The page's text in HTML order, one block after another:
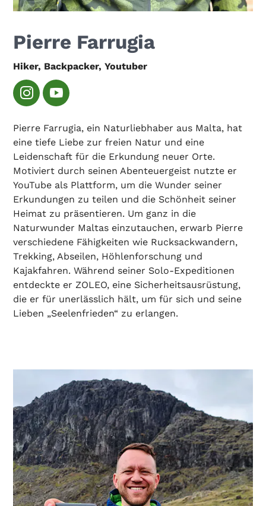
Pierre Farrugia
Hiker, Backpacker, Youtuber
Pierre Farrugia, ein Naturliebhaber aus Malta, hat
eine tiefe Liebe zur freien Natur und eine
Leidenschaft für die Erkundung neuer Orte.
Motiviert durch seinen Abenteuergeist nutzte er
YouTube als Plattform, um die Wunder seiner
Erkundungen zu teilen und die Schönheit seiner
Heimat zu präsentieren. Um ganz in die
Naturwunder Maltas einzutauchen, erwarb Pierre
verschiedene Fähigkeiten wie Rucksackwandern,
Trekking, Abseilen, Höhlenforschung und
Kajakfahren. Während seiner Solo-Expeditionen
entdeckte er ZOLEO, eine Sicherheitsausrüstung,
die er für unerlässlich hält, um für sich und seine
Lieben „Seelenfrieden“ zu erlangen.